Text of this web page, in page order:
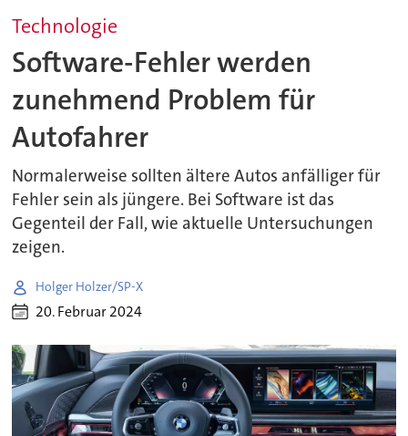
Technologie
Software-Fehler werden
zunehmend Problem für
Autofahrer
Normalerweise sollten ältere Autos anfälliger für
Fehler sein als jüngere. Bei Software ist das
Gegenteil der Fall, wie aktuelle Untersuchungen
zeigen.
Holger Holzer/SP-X
20. Februar 2024